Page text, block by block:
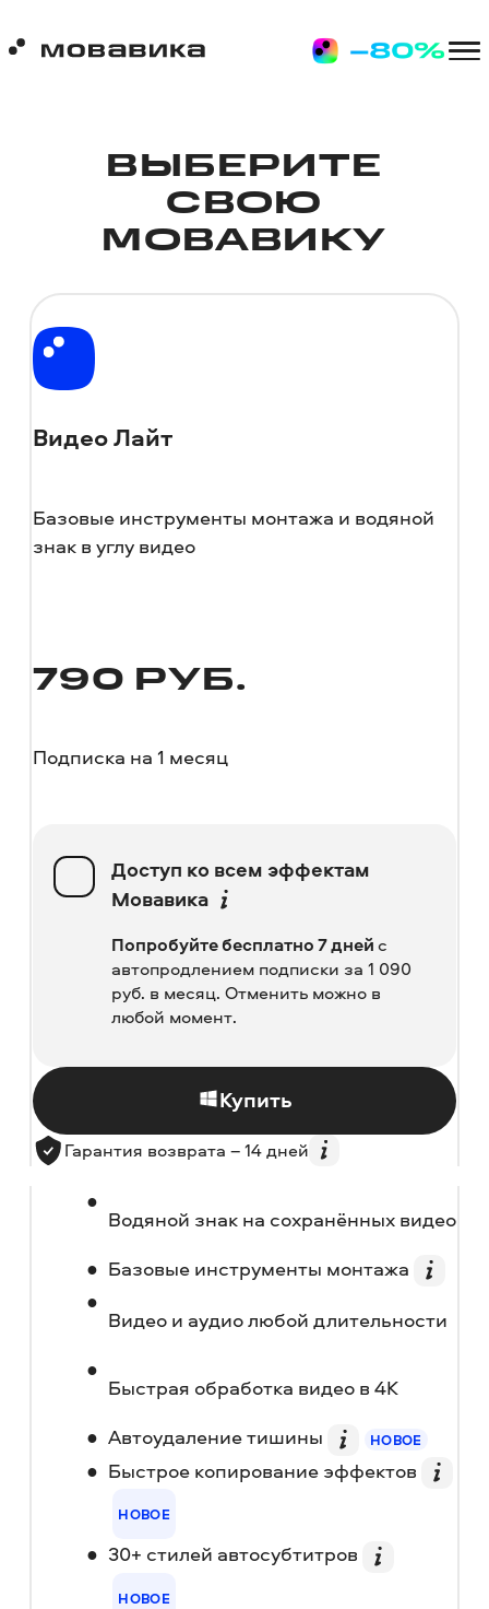
ВЫБЕРИТЕ
СВОЮ
МОВАВИКУ
Видео Лайт
Базовые инструменты монтажа и водяной
знак в углу видео
790 РУБ.
Подписка на 1 месяц
Доступ ко всем эффектам
Мовавика
Попробуйте бесплатно 7 днейс
автопродлением подписки за 1 090
руб. в месяц. Отменить можно в
любой момент.
Купить
Гарантия возврата – 14 дней
Водяной знак на сохранённых видео
Базовые инструменты монтажа
Видео и аудио любой длительности
Быстрая обработка видео в 4K
Автоудаление тишины
НОВОЕ
Быстрое копирование эффектов
НОВОЕ
30+ стилей автосубтитров
НОВОЕ